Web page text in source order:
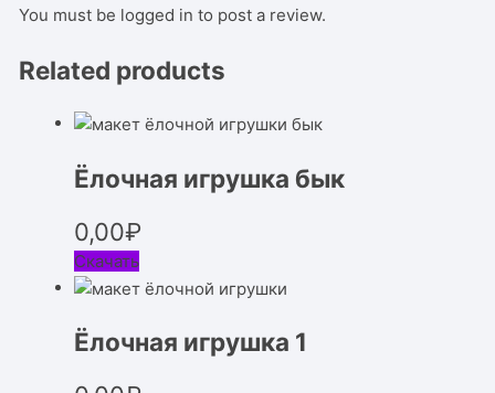
You must be logged in to post a review.
Related products
Ёлочная игрушка бык
0,00₽
Скачать
Ёлочная игрушка 1